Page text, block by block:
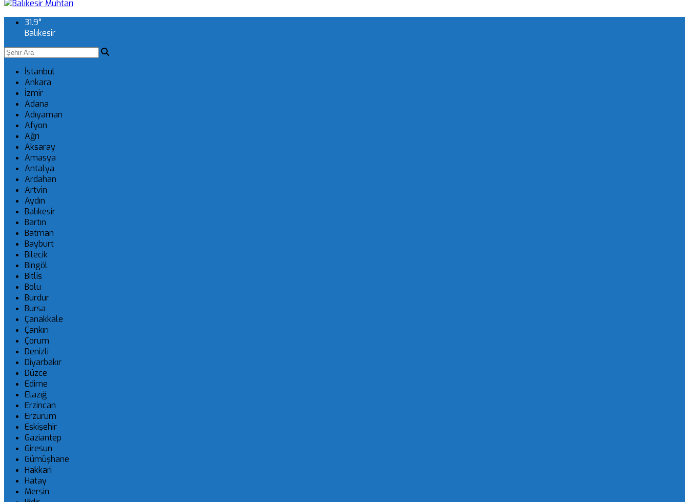
31.9°
Balıkesir
İstanbul
Ankara
İzmir
Adana
Adıyaman
Afyon
Ağrı
Aksaray
Amasya
Antalya
Ardahan
Artvin
Aydın
Balıkesir
Bartın
Batman
Bayburt
Bilecik
Bingöl
Bitlis
Bolu
Burdur
Bursa
Çanakkale
Çankırı
Çorum
Denizli
Diyarbakır
Düzce
Edirne
Elazığ
Erzincan
Erzurum
Eskişehir
Gaziantep
Giresun
Gümüşhane
Hakkari
Hatay
Mersin